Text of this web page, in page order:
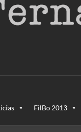
FilBo 2013